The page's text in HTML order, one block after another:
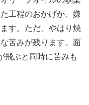
工程のおかげか、嫌
す。ただ、やはり焼
苦みが残ります。面
飛ぶと同時に苦みも